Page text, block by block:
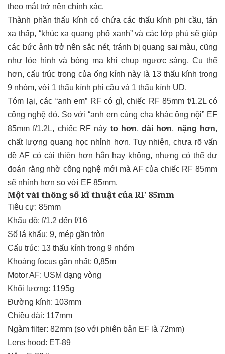
theo mắt trở nên chính xác.
Thành phần thấu kính có chứa các thấu kính phi cầu, tán
xạ thấp, “khúc xạ quang phổ xanh” và các lớp phủ sẽ giúp
các bức ảnh trở nên sắc nét, tránh bị quang sai màu, cũng
như lóe hình và bóng ma khi chụp ngược sáng. Cụ thể
hơn, cấu trúc trong của ống kính này là 13 thấu kính trong
9 nhóm, với 1 thấu kính phi cầu và 1 thấu kính UD.
Tóm lại, các “anh em” RF có gì, chiếc RF 85mm f/1.2L có
công nghệ đó. So với “anh em cùng cha khác ông nội” EF
85mm f/1.2L, chiếc RF này to hơn,dài hơn, nặng hơn,
chất lượng quang học nhỉnh hơn. Tuy nhiên, chưa rõ vấn
đề AF có cải thiện hơn hẳn hay không, nhưng có thể dự
đoán rằng nhờ công nghệ mới mà AF của chiếc RF 85mm
sẽ nhỉnh hơn so với EF 85mm.
Một vài thông số kĩ thuật của RF 85mm
Tiêu cự: 85mm
Khẩu độ: f/1.2 đến f/16
Số lá khẩu: 9, mép gần tròn
Cấu trúc: 13 thấu kính trong 9 nhóm
Khoảng focus gần nhất: 0,85m
Motor AF: USM dạng vòng
Khối lượng: 1195g
Đường kính: 103mm
Chiều dài: 117mm
Ngàm filter: 82mm (so với phiên bản EF là 72mm)
Lens hood: ET-89